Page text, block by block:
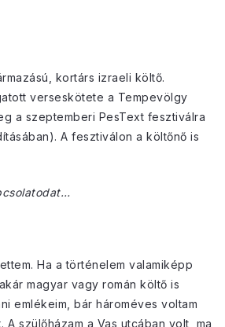
kortárs izraeli költő.
verseskötete a Tempevölgy
a szeptemberi PesText fesztiválra
A fesztiválon a költőnő is
Ha a történelem valamiképp
magyar vagy román költő is
emlékeim, bár hároméves voltam
A szülőházam a Vas utcában volt, ma